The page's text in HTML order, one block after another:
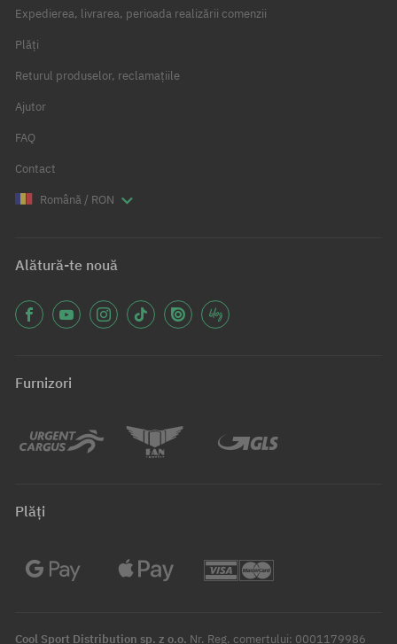
Expedierea, livrarea, perioada realizării comenzii
Plăți
Returul produselor, reclamațiile
Ajutor
FAQ
Contact
Română / RON
Alătură-te nouă
Furnizori
Plăți
Cool Sport Distribution sp. z o.o. Nr. Reg. comerțului: 0001179986